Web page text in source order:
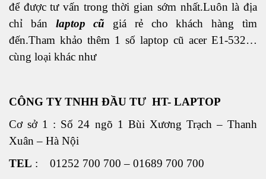
để được tư vấn trong thời gian sớm nhất.Luôn là địa
chỉ bán laptop cũ giá rẻ cho khách hàng tìm
đến.Tham khảo thêm 1 số laptop cũ acer E1-532…
cùng loại khác như
CÔNG TY TNHH ĐẦU TƯ HT- LAPTOP
Cơ sở 1 : Số 24 ngõ 1 Bùi Xương Trạch – Thanh
Xuân – Hà Nội
TEL : 01252 700 700 – 01689 700 700